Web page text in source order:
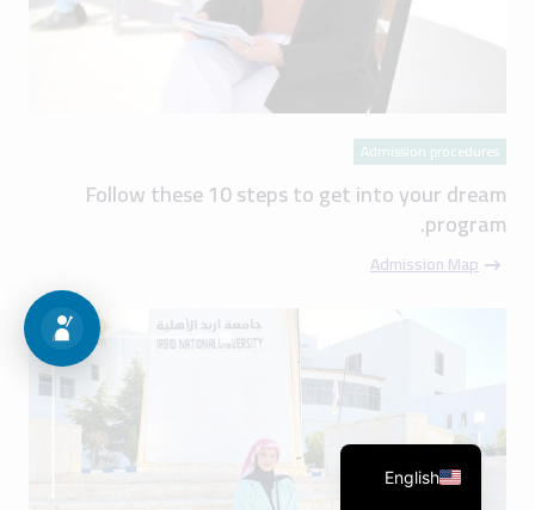
Admission procedures
Follow these 10 steps to get into your dream
program.
Admission Map
English